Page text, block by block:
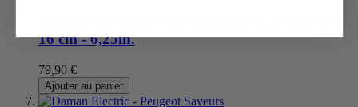
16 cm - 6,25in.
79,90 €
Ajouter au panier